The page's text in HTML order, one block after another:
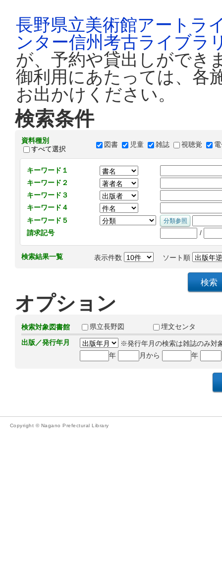
長野県立美術館アートラ
ンター信州考古ライブラ
が、予約や貸出しができ
御利用にあたっては、各
お出かけください。
検索条件
資料種別
すべて選択
図書 児童 雑誌 視聴覚
キーワード１
キーワード２
キーワード３
キーワード４
キーワード５
請求記号
/
検索結果一覧 表示件数 ソート順
オプション
検索対象図書館 県立長野図
埋文センタ
出版／発行年月
※発行年月の検索は雑誌のみ対
年
月から 年
Copyright © Nagano Prefectural Library